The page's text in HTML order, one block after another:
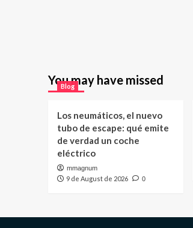
You may have missed
Blog
Los neumáticos, el nuevo
tubo de escape: qué emite
de verdad un coche
eléctrico
mmagnum
9 de August de 2026 0